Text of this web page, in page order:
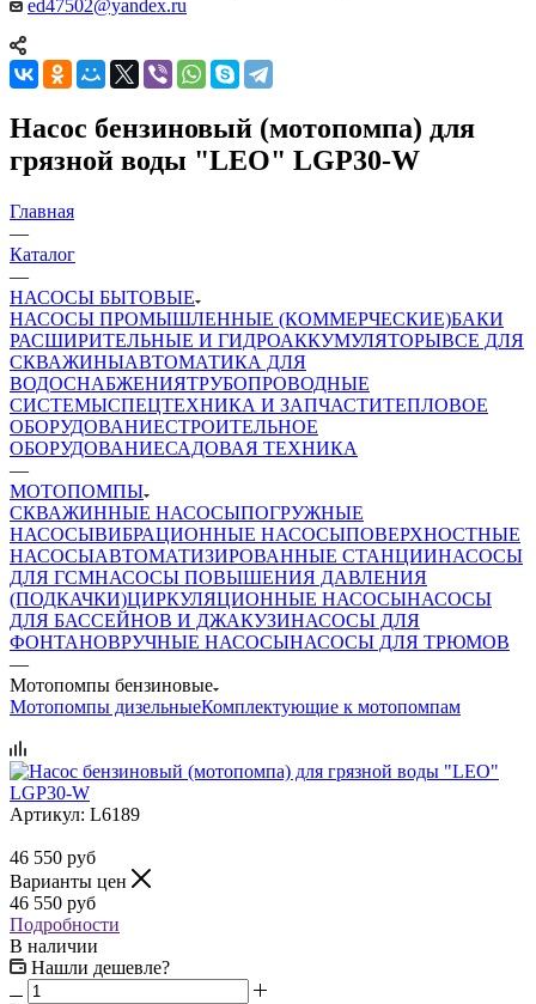
ed47502@yandex.ru
Насос бензиновый (мотопомпа) для
грязной воды "LEO" LGP30-W
Главная
—
Каталог
—
НАСОСЫ БЫТОВЫЕ
НАСОСЫ ПРОМЫШЛЕННЫЕ (КОММЕРЧЕСКИЕ)БАКИ
РАСШИРИТЕЛЬНЫЕ И ГИДРОАККУМУЛЯТОРЫВСЕ ДЛЯ
СКВАЖИНЫАВТОМАТИКА ДЛЯ
ВОДОСНАБЖЕНИЯТРУБОПРОВОДНЫЕ
СИСТЕМЫСПЕЦТЕХНИКА И ЗАПЧАСТИТЕПЛОВОЕ
ОБОРУДОВАНИЕСТРОИТЕЛЬНОЕ
ОБОРУДОВАНИЕСАДОВАЯ ТЕХНИКА
—
МОТОПОМПЫ
СКВАЖИННЫЕ НАСОСЫПОГРУЖНЫЕ
НАСОСЫВИБРАЦИОННЫЕ НАСОСЫПОВЕРХНОСТНЫЕ
НАСОСЫАВТОМАТИЗИРОВАННЫЕ СТАНЦИИНАСОСЫ
ДЛЯ ГСМНАСОСЫ ПОВЫШЕНИЯ ДАВЛЕНИЯ
(ПОДКАЧКИ)ЦИРКУЛЯЦИОННЫЕ НАСОСЫНАСОСЫ
ДЛЯ БАССЕЙНОВ И ДЖАКУЗИНАСОСЫ ДЛЯ
ФОНТАНОВРУЧНЫЕ НАСОСЫНАСОСЫ ДЛЯ ТРЮМОВ
—
Мотопомпы бензиновые
Мотопомпы дизельныеКомплектующие к мотопомпам
Артикул: L6189
46 550 руб
Варианты цен
46 550 руб
Подробности
В наличии
Нашли дешевле?